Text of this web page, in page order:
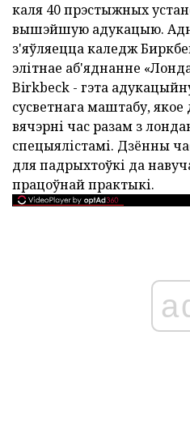
каля 40 прэстыжных
вышэйшую адукацыю.
з'яўляецца каледж
элітнае аб'яднанне
Birkbeck - гэта
сусветнага маштабу,
вячэрні час разам з
спецыялістамі. Дзённы
для падрыхтоўкі да
працоўнай практыкі.